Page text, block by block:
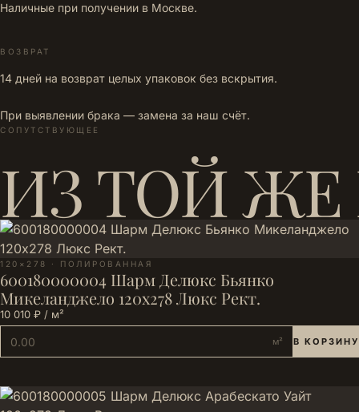
Наличные при получении в Москве.
ВОЗВРАТ
14 дней на возврат целых упаковок без вскрытия.
При выявлении брака — замена за наш счёт.
СОПУТСТВУЮЩЕЕ
ИЗ ТОЙ ЖЕ
120×278 · ПОЛИРОВАННАЯ
600180000004 Шарм Делюкс Бьянко
Микеланджело 120х278 Люкс Рект.
10 010 ₽ / м²
м² В КОРЗИНУ